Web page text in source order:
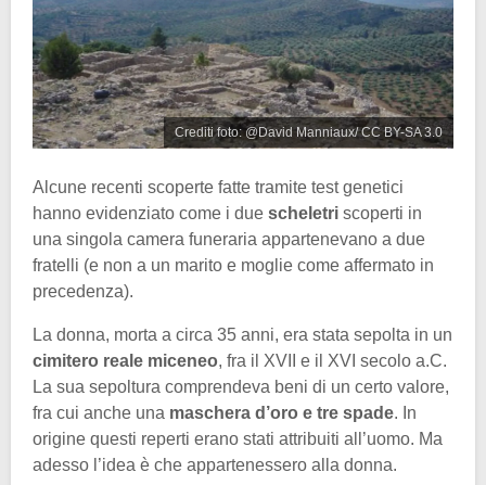
Crediti foto: @David Manniaux/ CC BY-SA 3.0
Alcune recenti scoperte fatte tramite test genetici
hanno evidenziato come i due scheletri scoperti in
una singola camera funeraria appartenevano a due
fratelli (e non a un marito e moglie come affermato in
precedenza).
La donna, morta a circa 35 anni, era stata sepolta in un
cimitero reale miceneo, fra il XVII e il XVI secolo a.C.
La sua sepoltura comprendeva beni di un certo valore,
fra cui anche una maschera d’oro e tre spade. In
origine questi reperti erano stati attribuiti all’uomo. Ma
adesso l’idea è che appartenessero alla donna.